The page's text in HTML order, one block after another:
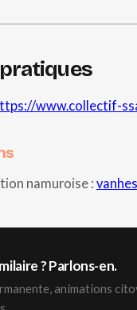
www.collectif-
namuroise :
? Parlons-en.
animations